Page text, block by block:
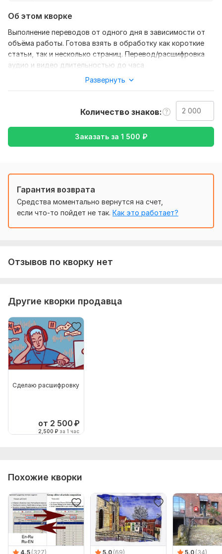
Об этом кворке
Выполнение переводов от одного дня в зависимости от
объёма работы. Готова взять в обработку как короткие
статьи, так и несколько страниц. Перевод/расшифровка
аудио и видео длительностью до часа
Аудио файлы должны быть четкими - это напрямую
повлияет на скорость работы.
Тематика: Интернет и технологии,Культура и искусство,
Язык перевода:
с Английского на Русский
с Русского на Английский
Объем услуги в кворке: 2 000 знаков
Развернуть
Количество знаков
Заказать за 1 500 ₽
Гарантия возврата
Средства моментально вернутся на счет,
если что-то пойдет не так. Как это работает?
Отзывов по кворку нет
Другие кворки продавца
Сделаю расшифровку
от 2 500 ₽
2,500 ₽ за 1 час
Похожие кворки
4.5 (327) 5.0 (69) 5.0 (34)